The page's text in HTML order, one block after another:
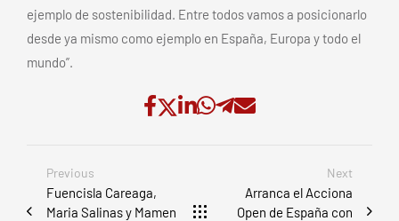
ejemplo de sostenibilidad. Entre todos vamos a posicionarlo
desde ya mismo como ejemplo en España, Europa y todo el
mundo”.
Previous
Fuencisla Careaga,
Maria Salinas y Mamen
Next
Arranca el Acciona
Open de España con